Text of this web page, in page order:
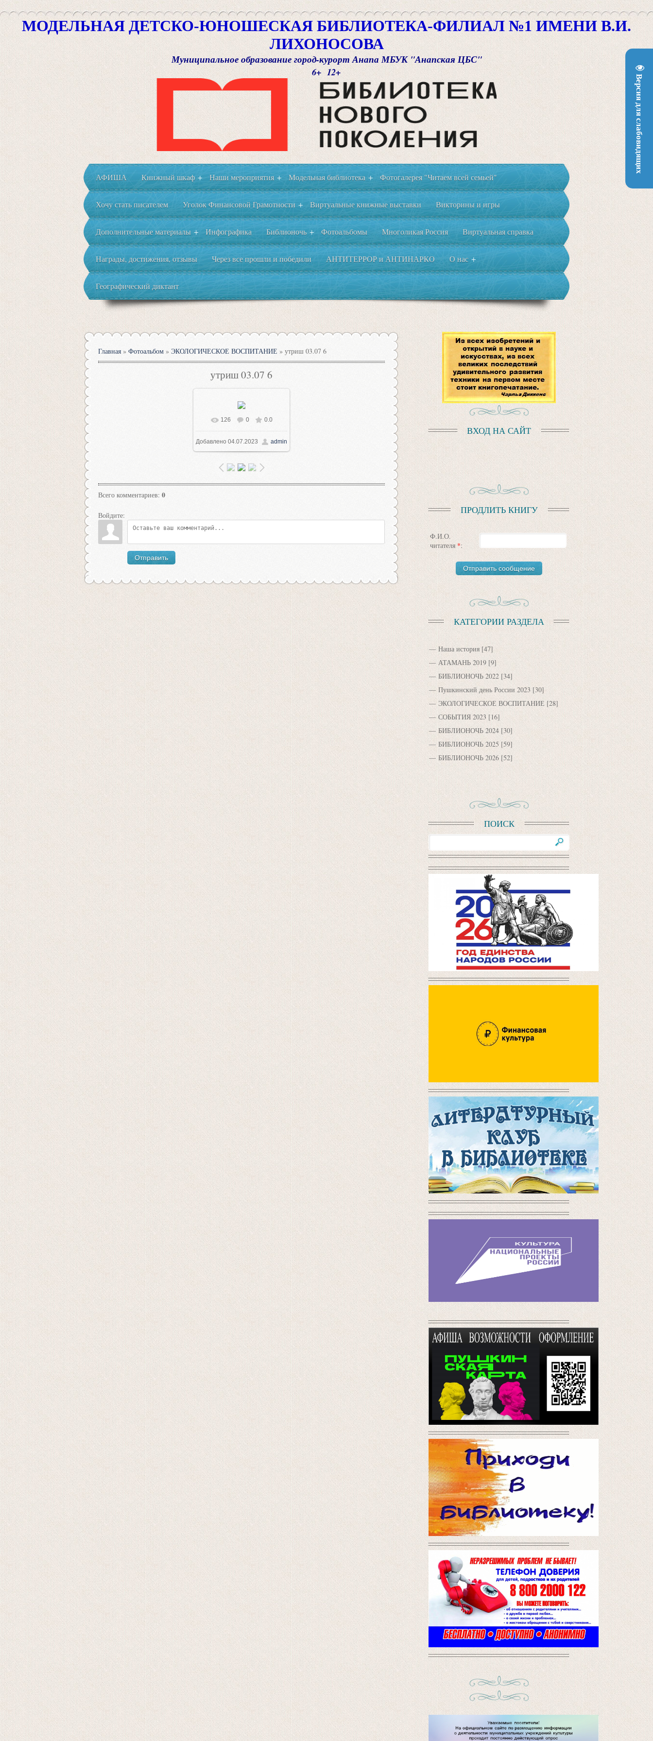
Версия для слабовидящих
МОДЕЛЬНАЯ ДЕТСКО-ЮНОШЕСКАЯ БИБЛИОТЕКА-ФИЛИАЛ №1 ИМЕНИ В.И.
ЛИХОНОСОВА
Муниципальное образование город-курорт Анапа МБУК "Анапская ЦБС"
6+ 12+
АФИША Книжный шкаф + Наши мероприятия + Модельная библиотека + Фотогалерея "Читаем всей семьей"
Хочу стать писателем Уголок Финансовой Грамотности + Виртуальные книжные выставки Викторины и игры
Дополнительные материалы + Инфографика Библионочь + Фотоальбомы Многоликая Россия Виртуальная справка
Награды, достижения, отзывы Через все прошли и победили АНТИТЕРРОР и АНТИНАРКО О нас +
Географический диктант
Главная » Фотоальбом » ЭКОЛОГИЧЕСКОЕ ВОСПИТАНИЕ » утриш 03.07 6
утриш 03.07 6
В реальном размере
1600x1200 / 293.4Kb
126 0 0.0
Добавлено 04.07.2023 admin
Всего комментариев: 0
Войдите:
Отправить
ВХОД НА САЙТ
ПРОДЛИТЬ КНИГУ
Ф.И.О.
читателя *:
КАТЕГОРИИ РАЗДЕЛА
Наша история [47]
АТАМАНЬ 2019 [9]
БИБЛИОНОЧЬ 2022 [34]
Пушкинский день России 2023 [30]
ЭКОЛОГИЧЕСКОЕ ВОСПИТАНИЕ [28]
СОБЫТИЯ 2023 [16]
БИБЛИОНОЧЬ 2024 [30]
БИБЛИОНОЧЬ 2025 [59]
БИБЛИОНОЧЬ 2026 [52]
ПОИСК